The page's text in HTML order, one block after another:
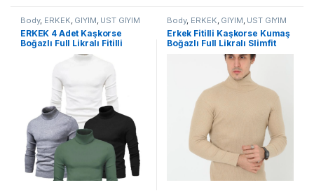
Body, ERKEK, GİYİM, ÜST GİYİM
ERKEK 4 Adet Kaşkorse
Boğazlı Full Likralı Fitilli
Body, ERKEK, GİYİM, ÜST GİYİM
Erkek Fitilli Kaşkorse Kumaş
Boğazlı Full Likralı Slimfit